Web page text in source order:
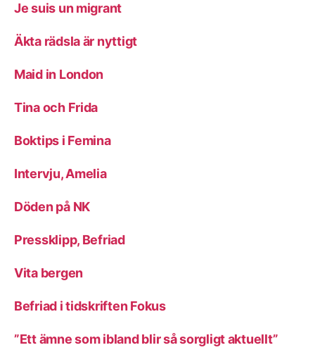
Je suis un migrant
Äkta rädsla är nyttigt
Maid in London
Tina och Frida
Boktips i Femina
Intervju, Amelia
Döden på NK
Pressklipp, Befriad
Vita bergen
Befriad i tidskriften Fokus
”Ett ämne som ibland blir så sorgligt aktuellt”